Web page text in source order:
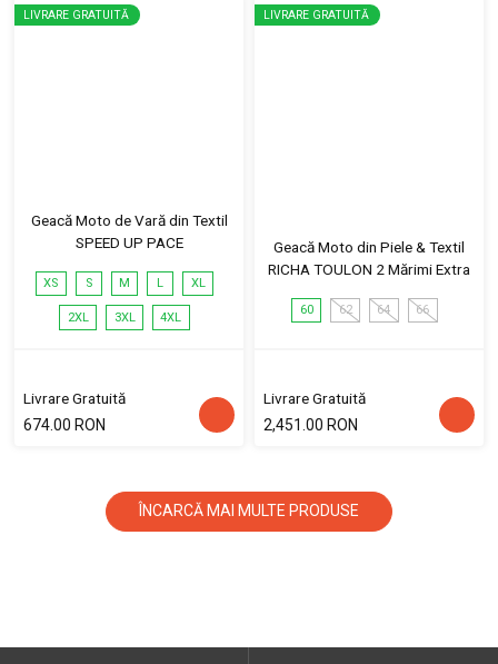
LIVRARE GRATUITĂ
Geacă Moto de Vară din Textil
SPEED UP PACE
XS S M L XL
2XL 3XL 4XL
Livrare Gratuită
674.00 RON
LIVRARE GRATUITĂ
Geacă Moto din Piele & Textil
RICHA TOULON 2 Mărimi Extra
60 62 64 66
Livrare Gratuită
2,451.00 RON
ÎNCARCĂ MAI MULTE PRODUSE